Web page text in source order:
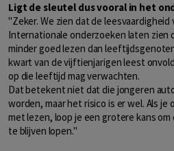
Ligt de sleutel dus vooral in het
"Zeker. We zien dat de
Internationale onderzoeken laten zien
minder goed lezen dan
kwart van de vijftienjarigen leest
op die leeftijd mag verwachten.
Dat betekent niet dat die jongeren
worden, maar het risico is er wel. Als
met lezen, loop je een grotere kans
te blijven lopen."